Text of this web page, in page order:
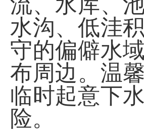
水沟、低洼
守的偏僻水
布周边。温
临时起意下
险。